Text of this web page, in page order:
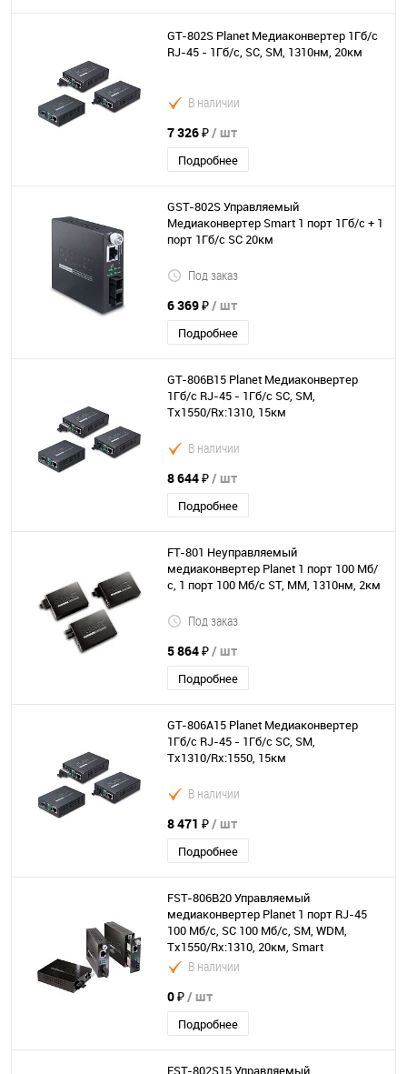
GT-802S Planet Медиаконвертер 1Гб/с
RJ-45 - 1Гб/с, SC, SM, 1310нм, 20км
В наличии
7 326 ₽/ шт
Подробнее
GST-802S Управляемый
Медиаконвертер Smart 1 порт 1Гб/с + 1
порт 1Гб/с SC 20км
Под заказ
6 369 ₽/ шт
Подробнее
GT-806B15 Planet Медиаконвертер
1Гб/с RJ-45 - 1Гб/с SC, SM,
Tx1550/Rx:1310, 15км
В наличии
8 644 ₽/ шт
Подробнее
FT-801 Неуправляемый
медиаконвертер Planet 1 порт 100 Мб/
с, 1 порт 100 Мб/с ST, MM, 1310нм, 2км
Под заказ
5 864 ₽/ шт
Подробнее
GT-806A15 Planet Медиаконвертер
1Гб/с RJ-45 - 1Гб/с SC, SM,
Tx1310/Rx:1550, 15км
В наличии
8 471 ₽/ шт
Подробнее
FST-806B20 Управляемый
медиаконвертер Planet 1 порт RJ-45
100 Мб/с, SC 100 Мб/с, SM, WDM,
Tx1550/Rx:1310, 20км, Smart
В наличии
0 ₽/ шт
Подробнее
FST-802S15 Управляемый